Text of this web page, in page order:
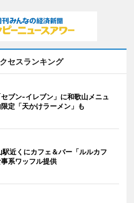
セスランキング
ブン-イレブン」に和歌山メニュ
定「天かけラーメン」も
駅近くにカフェ＆バー「ルルカフ
系ワッフル提供